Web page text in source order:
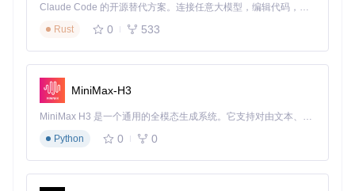
一是智能更新检测算法，能够精准识别可用更新，排除版本号
新策略设置，用户可根据应用类型配置自动更新规则，或设置
定时扫描计划。其三是详细的更新信息展示，包括版本差异、
更新内容摘要和安全补丁说明，帮助用户做出更明智的更新决
策。
技术优势解析：为何选择Latest进行软件版本管
Claude Code 的开源替代方案。连接任意大模型，编辑代码，运行命令，自动验证 — 全自动执行。用 Rust 构建，极致性能。 ｜ An open-source alternative to Claude Code. Connect any LLM, edit code, run commands, and verify changes — autonomously. Built in Rust for speed. Get Started
Rust
0 533
MiniMax-H3
MiniMax H3 是一个通用的全模态生成系统。它支持对由文本、图像、视频和音频组成的多模态上下文进行统一理解，并能生成分辨率高达 2K、时长可达 15 秒的带原生立体声音频的视频。得益于面向任务泛化的系统设计，H3 在预训练阶段就已具备广泛的多模态上下文理解与生成能力，能够出色地执行复杂的多模态指令。
Python
0 0